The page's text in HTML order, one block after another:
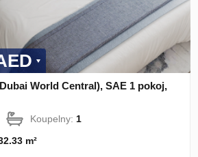
World Central), SAE 1 pokoj,
Koupelny: 1
m²